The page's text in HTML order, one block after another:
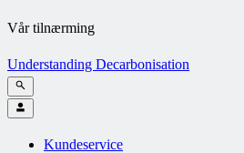
Vår tilnærming
Understanding Decarbonisation
Kundeservice